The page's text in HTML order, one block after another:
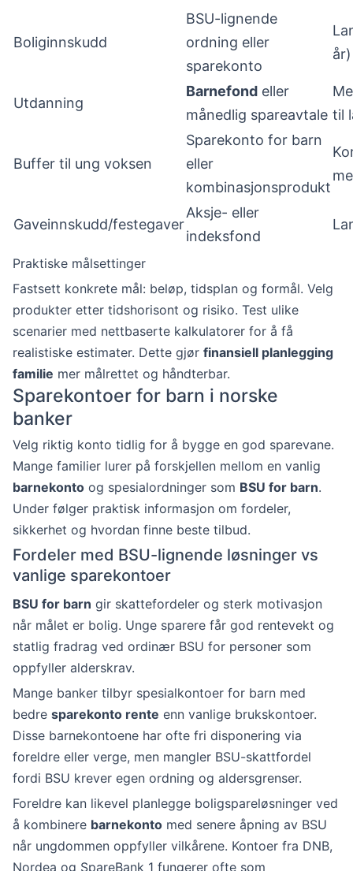
Boliginnskudd
BSU-lignende
ordning eller
sparekonto
år)
Utdanning
Barnefond eller
månedlig spareavtale til
Buffer til ung voksen
Sparekonto for barn
eller
kombinasjonsprodukt
Gaveinnskudd/festegaver
Aksje- eller
indeksfond
Praktiske målsettinger
Fastsett konkrete mål: beløp, tidsplan og formål. Velg
produkter etter tidshorisont og risiko. Test ulike
scenarier med nettbaserte kalkulatorer for å få
realistiske estimater. Dette gjør finansiell planlegging
familie mer målrettet og håndterbar.
Sparekontoer for barn i norske
banker
Velg riktig konto tidlig for å bygge en god sparevane.
Mange familier lurer på forskjellen mellom en vanlig
barnekonto og spesialordninger som BSU for barn.
Under følger praktisk informasjon om fordeler,
sikkerhet og hvordan finne beste tilbud.
Fordeler med BSU-lignende løsninger vs
vanlige sparekontoer
BSU for barn gir skattefordeler og sterk motivasjon
når målet er bolig. Unge sparere får god rentevekt og
statlig fradrag ved ordinær BSU for personer som
oppfyller alderskrav.
Mange banker tilbyr spesialkontoer for barn med
bedre sparekonto rente enn vanlige brukskontoer.
Disse barnekontoene har ofte fri disponering via
foreldre eller verge, men mangler BSU-skattfordel
fordi BSU krever egen ordning og aldersgrenser.
Foreldre kan likevel planlegge boligspareløsninger ved
å kombinere barnekonto med senere åpning av BSU
når ungdommen oppfyller vilkårene. Kontoer fra DNB,
Nordea og SpareBank 1 fungerer ofte som